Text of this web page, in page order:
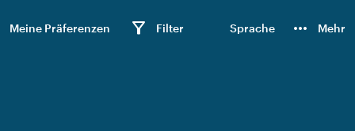
Meine Präferenzen Filter
filter_alt Sprache Mehr
more_horiz